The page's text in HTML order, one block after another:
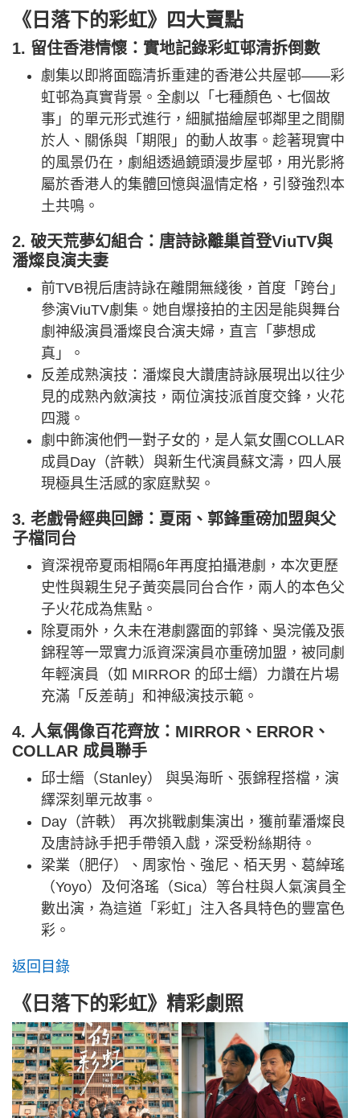
《日落下的彩虹》四大賣點
1. 留住香港情懷：實地記錄彩虹邨清拆倒數
劇集以即將面臨清拆重建的香港公共屋邨——彩
虹邨為真實背景。全劇以「七種顏色、七個故
事」的單元形式進行，細膩描繪屋邨鄰里之間關
於人、關係與「期限」的動人故事。趁著現實中
的風景仍在，劇組透過鏡頭漫步屋邨，用光影將
屬於香港人的集體回憶與溫情定格，引發強烈本
土共鳴。
2. 破天荒夢幻組合：唐詩詠離巢首登ViuTV與
潘燦良演夫妻
前TVB視后唐詩詠在離開無綫後，首度「跨台」
參演ViuTV劇集。她自爆接拍的主因是能與舞台
劇神級演員潘燦良合演夫婦，直言「夢想成
真」。
反差成熟演技：潘燦良大讚唐詩詠展現出以往少
見的成熟內斂演技，兩位演技派首度交鋒，火花
四濺。
劇中飾演他們一對子女的，是人氣女團COLLAR
成員Day（許軼）與新生代演員蘇文濤，四人展
現極具生活感的家庭默契。
3. 老戲骨經典回歸：夏雨、郭鋒重磅加盟與父
子檔同台
資深視帝夏雨相隔6年再度拍攝港劇，本次更歷
史性與親生兒子黃奕晨同台合作，兩人的本色父
子火花成為焦點。
除夏雨外，久未在港劇露面的郭鋒、吳浣儀及張
錦程等一眾實力派資深演員亦重磅加盟，被同劇
年輕演員（如 MIRROR 的邱士縉）力讚在片場
充滿「反差萌」和神級演技示範。
4. 人氣偶像百花齊放：MIRROR、ERROR、
COLLAR 成員聯手
邱士縉（Stanley） 與吳海昕、張錦程搭檔，演
繹深刻單元故事。
Day（許軼） 再次挑戰劇集演出，獲前輩潘燦良
及唐詩詠手把手帶領入戲，深受粉絲期待。
梁業（肥仔）、周家怡、強尼、栢天男、葛綽瑤
（Yoyo）及何洛瑤（Sica）等台柱與人氣演員全
數出演，為這道「彩虹」注入各具特色的豐富色
彩。
返回目錄
《日落下的彩虹》精彩劇照